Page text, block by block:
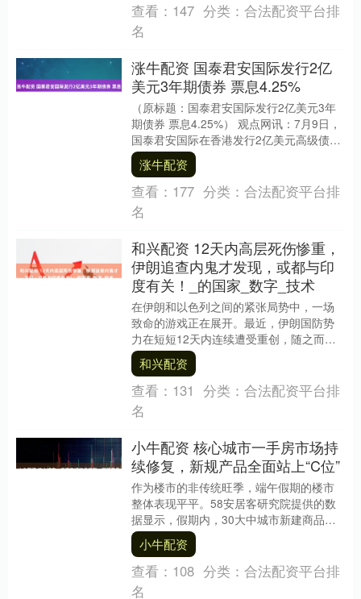
查看： 147 分类： 合法配资平台排
名
涨牛配资 国泰君安国际发行2亿
美元3年期债券 票息4.25%
（原标题：国泰君安国际发行2亿美元3年
期债券 票息4.25%） 观点网讯：7月9日，
国泰君安国际在香港发行2亿美元高级债
券，息票率为4.25%。 该债券为Reg....
涨牛配资
查看： 177 分类： 合法配资平台排
名
和兴配资 12天内高层死伤惨重，
伊朗追查内鬼才发现，或都与印
度有关！_的国家_数字_技术
在伊朗和以色列之间的紧张局势中，一场
致命的游戏正在展开。最近，伊朗国防势
力在短短12天内连续遭受重创，随之而来
的是一个引人注目的反间谍行动。根据最
新报告，伊朗已....
和兴配资
查看： 131 分类： 合法配资平台排
名
小牛配资 核心城市一手房市场持
续修复，新规产品全面站上“C位”
作为楼市的非传统旺季，端午假期的楼市
整体表现平平。58安居客研究院提供的数
据显示，假期内，30大中城市新建商品房
成交面积合计26.6万平方米，同比有所下
降。不过....
小牛配资
查看： 108 分类： 合法配资平台排
名